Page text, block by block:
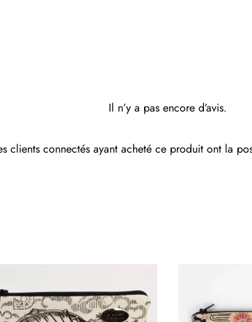
Il n’y a pas encore d’avis.
clients connectés ayant acheté ce produit ont la